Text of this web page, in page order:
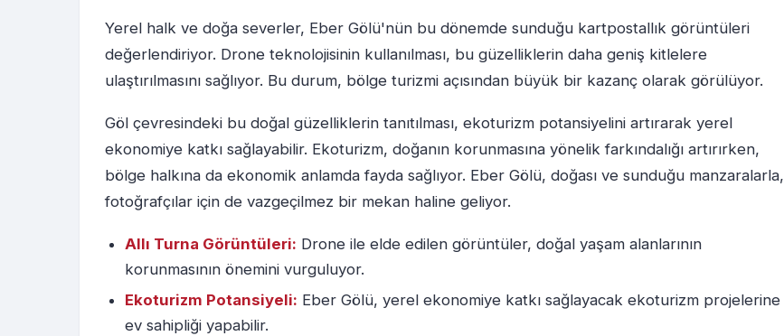
Yerel halk ve doğa severler, Eber Gölü'nün bu dönemde sunduğu kartpostallık görüntüleri
değerlendiriyor. Drone teknolojisinin kullanılması, bu güzelliklerin daha geniş kitlelere
ulaştırılmasını sağlıyor. Bu durum, bölge turizmi açısından büyük bir kazanç olarak görülüyor.
Göl çevresindeki bu doğal güzelliklerin tanıtılması, ekoturizm potansiyelini artırarak yerel
ekonomiye katkı sağlayabilir. Ekoturizm, doğanın korunmasına yönelik farkındalığı artırırken,
bölge halkına da ekonomik anlamda fayda sağlıyor. Eber Gölü, doğası ve sunduğu manzaralarla,
fotoğrafçılar için de vazgeçilmez bir mekan haline geliyor.
Allı Turna Görüntüleri: Drone ile elde edilen görüntüler, doğal yaşam alanlarının
korunmasının önemini vurguluyor.
Ekoturizm Potansiyeli: Eber Gölü, yerel ekonomiye katkı sağlayacak ekoturizm projelerine
ev sahipliği yapabilir.